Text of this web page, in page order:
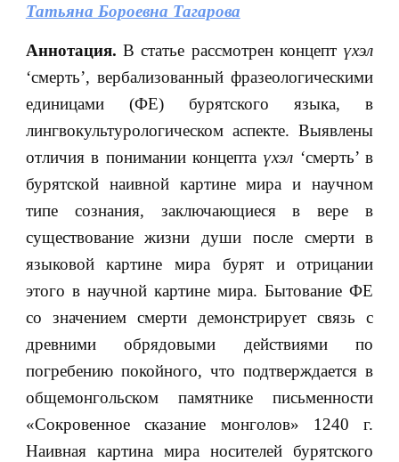
Татьяна Бороевна Тагарова
Аннотация.В статье рассмотрен концептүхэл
‘смерть’, вербализованный фразеологическими
единицами (ФЕ) бурятского языка, в
лингвокультурологическом аспекте. Выявлены
отличия в понимании концептаүхэл ‘смерть’ в
бурятской наивной картине мира и научном
типе сознания, заключающиеся в вере в
существование жизни души после смерти в
языковой картине мира бурят и отрицании
этого в научной картине мира. Бытование ФЕ
со значением смерти демонстрирует связь с
древними обрядовыми действиями по
погребению покойного, что подтверждается в
общемонгольском памятнике письменности
«Сокровенное сказание монголов» 1240 г.
Наивная картина мира носителей бурятского